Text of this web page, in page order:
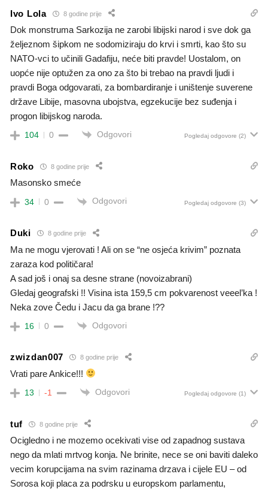
Ivo Lola 8 godine prije
Dok monstruma Sarkozija ne zarobi libijski narod i sve dok ga
željeznom šipkom ne sodomiziraju do krvi i smrti, kao što su
NATO-vci to učinili Gadafiju, neće biti pravde! Uostalom, on
uopće nije optužen za ono za što bi trebao na pravdi ljudi i
pravdi Boga odgovarati, za bombardiranje i uništenje suverene
države Libije, masovna ubojstva, egzekucije bez suđenja i
progon libijskog naroda.
104 0 Odgovori Pogledaj odgovore (2)
Roko 8 godine prije
Masonsko smeće
34 0 Odgovori Pogledaj odgovore (3)
Duki 8 godine prije
Ma ne mogu vjerovati ! Ali on se “ne osjeća krivim” poznata
zaraza kod političara!
A sad još i onaj sa desne strane (novoizabrani)
Gledaj geografski !! Visina ista 159,5 cm pokvarenost veeel’ka !
Neka zove Čedu i Jacu da ga brane !??
16 0 Odgovori
zwizdan007 8 godine prije
Vrati pare Ankice!!!
13 -1 Odgovori Pogledaj odgovore (1)
tuf 8 godine prije
Ocigledno i ne mozemo ocekivati vise od zapadnog sustava
nego da mlati mrtvog konja. Ne brinite, nece se oni baviti daleko
vecim korupcijama na svim razinama drzava i cijele EU – od
Sorosa koji placa za podrsku u europskom parlamentu,